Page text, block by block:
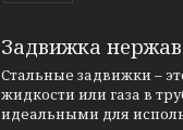
Задвижка
Стальные задвижки –
жидкости или газа в
идеальными для